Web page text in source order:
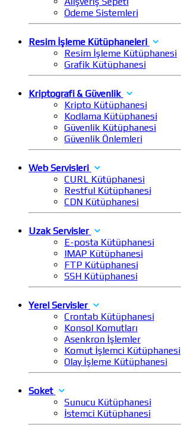
Ödeme Sistemleri
Resim İşleme Kütüphaneleri
Resim İşleme Kütüphanesi
Grafik Kütüphanesi
Kriptografi & Güvenlik
Kripto Kütüphanesi
Kodlama Kütüphanesi
Güvenlik Kütüphanesi
Güvenlik Önlemleri
Web Servisleri
CURL Kütüphanesi
Restful Kütüphanesi
CDN Kütüphanesi
Uzak Servisler
E-posta Kütüphanesi
IMAP Kütüphanesi
FTP Kütüphanesi
SSH Kütüphanesi
Yerel Servisler
Crontab Kütüphanesi
Konsol Komutları
Asenkron İşlemler
Komut İşlemci Kütüphanesi
Olay İşleme Kütüphanesi
Soket
Sunucu Kütüphanesi
İstemci Kütüphanesi